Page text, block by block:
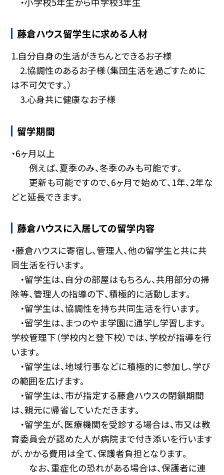
藤倉ハウス留学生に求める人材
1.自分自身の生活がきちんとできるお子様
2.協調性のあるお子様（集団生活を過ごすために
は不可欠です。）
3.心身共に健康なお子様
留学期間
・6ヶ月以上
例えば、夏季のみ、冬季のみも可能です。
更新も可能ですので、6ヶ月で始めて、1年、2年な
どと延長できます。
藤倉ハウスに入居しての留学内容
・藤倉ハウスに寄宿し、管理人、他の留学生と共に共
同生活を行います。
・留学生は、自分の部屋はもちろん、共用部分の掃
除等、管理人の指導の下、積極的に活動します。
・留学生は、協調性を持ち共同生活を行います。
・留学生は、まつのやま学園に通学し学習します。
学校管理下（学校内と登下校）では、学校が指導を行
います。
・留学生は、地域行事などに積極的に参加し、学び
の範囲を広げます。
・留学生は、市が指定する藤倉ハウスの閉鎖期間
は、親元に帰省していただきます。
・留学生が、医療機関を受診する場合は、市又は教
育委員会が認めた人が病院まで付き添いを行います
が、かかる費用は全て、保護者負担となります。
なお、重症化の恐れがある場合は、保護者に連